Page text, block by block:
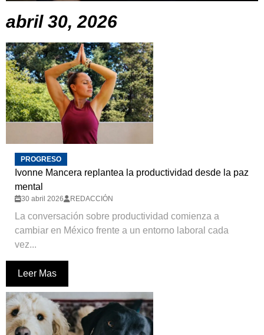
abril 30, 2026
PROGRESO
Ivonne Mancera replantea la productividad desde la paz
mental
30 abril 2026 REDACCIÓN
La conversación sobre productividad comienza a
cambiar en México frente a un entorno laboral cada
vez...
Leer Mas